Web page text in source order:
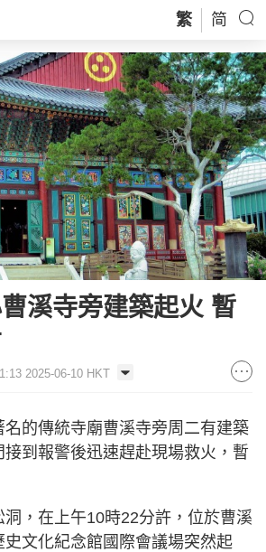
繁 简
溪寺旁建築起火 暫
2025-06-10 HKT
名的傳統寺廟曹溪寺旁周二有建築
到報警後迅速趕赴現場救火，暫
，在上午10時22分許，位於曹溪
史文化紀念館國際會議場突然起